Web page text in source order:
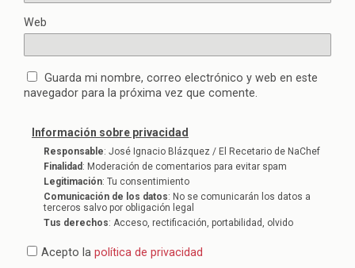
Web
Guarda mi nombre, correo electrónico y web en este
navegador para la próxima vez que comente.
Información sobre privacidad
Responsable: José Ignacio Blázquez / El Recetario de NaChef
Finalidad : Moderación de comentarios para evitar spam
Legitimación: Tu consentimiento
Comunicación de los datos: No se comunicarán los datos a
terceros salvo por obligación legal
Tus derechos: Acceso, rectificación, portabilidad, olvido
Acepto la política de privacidad